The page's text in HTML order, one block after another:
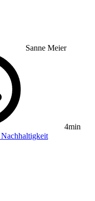
Sanne Meier
4min
Nachhaltigkeit